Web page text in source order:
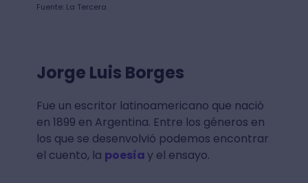
Fuente: La Tercera
Jorge Luis Borges
Fue un escritor latinoamericano que nació
en 1899 en Argentina. Entre los géneros en
los que se desenvolvió podemos encontrar
el cuento, la poesíay el ensayo.